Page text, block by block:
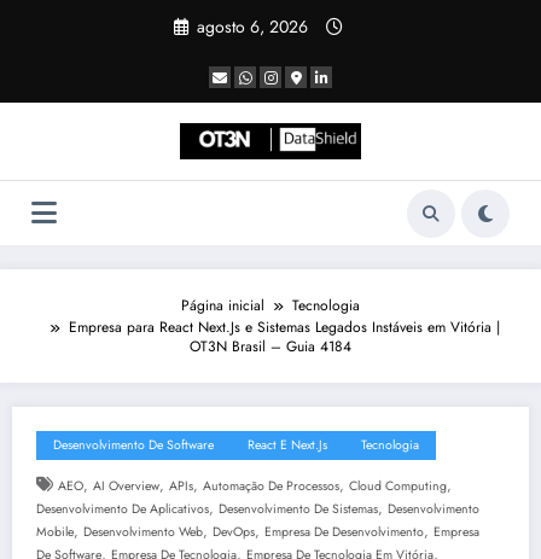
agosto 6, 2026
Página inicial
Tecnologia
Empresa para React Next.Js e Sistemas Legados Instáveis em Vitória |
OT3N Brasil – Guia 4184
Desenvolvimento De Software React E Next.js Tecnologia
AEO, AI Overview, APIs, Automação De Processos, Cloud Computing,
Desenvolvimento De Aplicativos, Desenvolvimento De Sistemas, Desenvolvimento
Mobile, Desenvolvimento Web, DevOps, Empresa De Desenvolvimento, Empresa
De Software, Empresa De Tecnologia, Empresa De Tecnologia Em Vitória,